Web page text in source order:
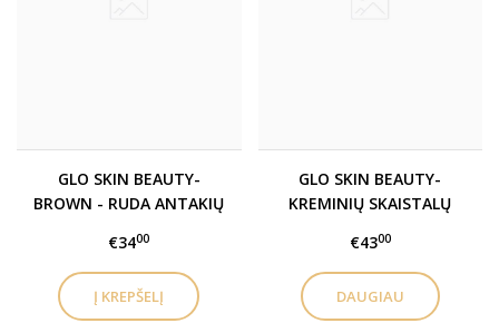
GLO SKIN BEAUTY-
BROWN - RUDA ANTAKIŲ
POWDER DUO
€3400
GLO SKIN BEAUTY-
KREMINIŲ SKAISTALŲ
BLUSH STICK įv. spalvos
€4300
DAUGIAU